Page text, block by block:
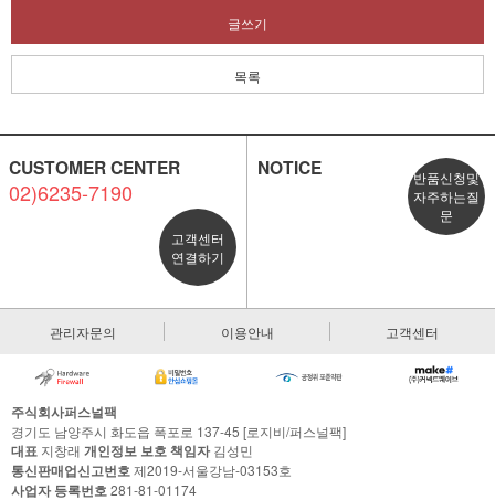
글쓰기
목록
CUSTOMER CENTER
02)6235-7190
고객센터
연결하기
NOTICE
반품신청및
자주하는질
문
관리자문의 이용안내 고객센터
주식회사퍼스널팩
경기도 남양주시 화도읍 폭포로 137-45 [로지비/퍼스널팩]
대표 지창래 개인정보 보호 책임자김성민
통신판매업신고번호제2019-서울강남-03153호
사업자 등록번호281-81-01174